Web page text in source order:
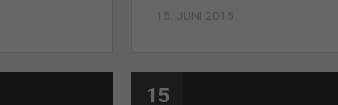
15. JUNI 2015
15